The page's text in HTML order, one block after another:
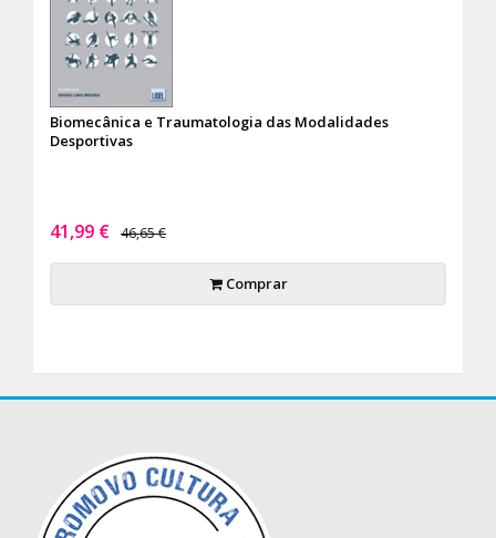
Biomecânica e Traumatologia das Modalidades
Desportivas
41,99 € 46,65 €
Comprar